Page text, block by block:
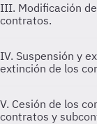
III. Modificación
contratos.
IV. Suspensión y
extinción de los
V. Cesión de los
contratos y